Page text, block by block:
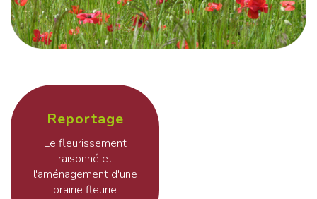
Reportage
Le fleurissement
raisonné et
l'aménagement d'une
prairie fleurie